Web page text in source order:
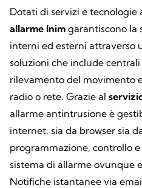
Dotati di servizi e tecnologie
allarme Inim garantiscono la
interni ed esterni attraverso
soluzioni che include
rilevamento del movimento
radio o rete. Grazie al
allarme antintrusione è
internet, sia da browser sia
programmazione, controllo
sistema di allarme ovunque
Notifiche istantanee via